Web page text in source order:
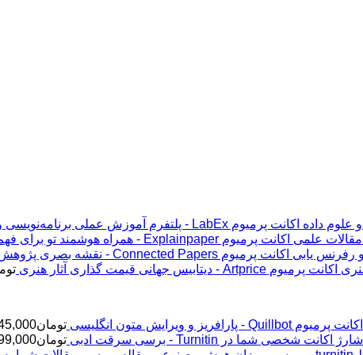
اکانت پرمیوم LabEx - پلتفرم آموزش عملی برنامه‌نویسی و علوم داده
اکانت پرمیوم Explainpaper - همراه هوشمند تو برای فهم مقالات علمی
اکانت پرمیوم Connected Papers - نقشه بصری پژوهش و رفرنس یابی
اکانت پرمیوم Artprice - دیتابیس جهانی قیمت ‌گذاری آثار هنری
اکانت پرمیوم Quillbot - پارافریز و ویرایش متون انگلیسی تومان
شارژ اکانت شخصی شما در Turnitin - برسی سرقت ادبی تومان